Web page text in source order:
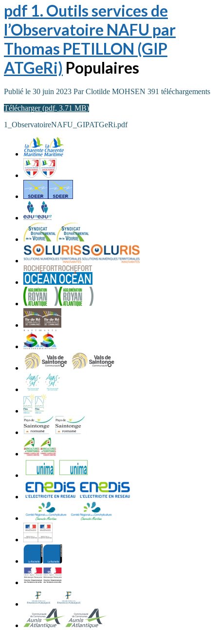
pdf 1. Outils services de
l’Observatoire NAFU par
Thomas PETILLON (GIP
ATGeRi) Populaires
Publié le 30 juin 2023 ParClotilde MOHSEN 391 téléchargements
Télécharger(pdf, 3.71 MB)
1_ObservatoireNAFU_GIPATGeRi.pdf